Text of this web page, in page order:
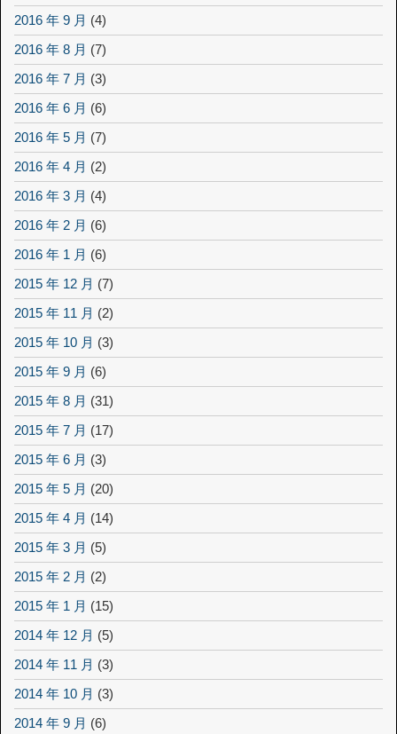
2016 年 9 月 (4)
2016 年 8 月 (7)
2016 年 7 月 (3)
2016 年 6 月 (6)
2016 年 5 月 (7)
2016 年 4 月 (2)
2016 年 3 月 (4)
2016 年 2 月 (6)
2016 年 1 月 (6)
2015 年 12 月 (7)
2015 年 11 月 (2)
2015 年 10 月 (3)
2015 年 9 月 (6)
2015 年 8 月 (31)
2015 年 7 月 (17)
2015 年 6 月 (3)
2015 年 5 月 (20)
2015 年 4 月 (14)
2015 年 3 月 (5)
2015 年 2 月 (2)
2015 年 1 月 (15)
2014 年 12 月 (5)
2014 年 11 月 (3)
2014 年 10 月 (3)
2014 年 9 月 (6)